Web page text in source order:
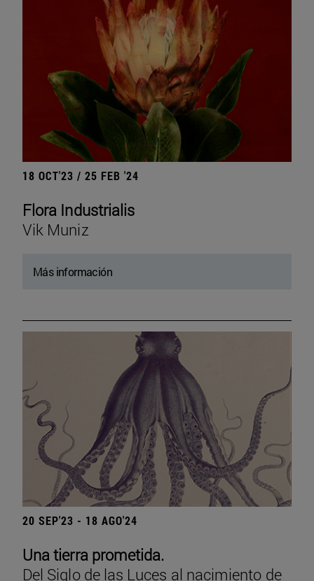
18 OCT'23 / 25 FEB '24
Flora Industrialis
Vik Muniz
Más información
20 SEP'23 - 18 AGO'24
Una tierra prometida.
Del Siglo de las Luces al nacimiento de